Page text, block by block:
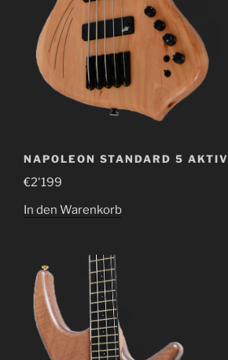
NAPOLEON STANDARD 5 AKTIV
€2'199
In den Warenkorb